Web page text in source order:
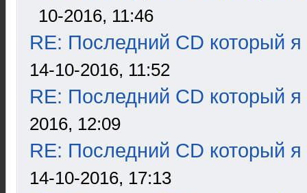
10-2016, 11:46
RE: Последний CD который я
14-10-2016, 11:52
RE: Последний CD который я
2016, 12:09
RE: Последний CD который я
14-10-2016, 17:13